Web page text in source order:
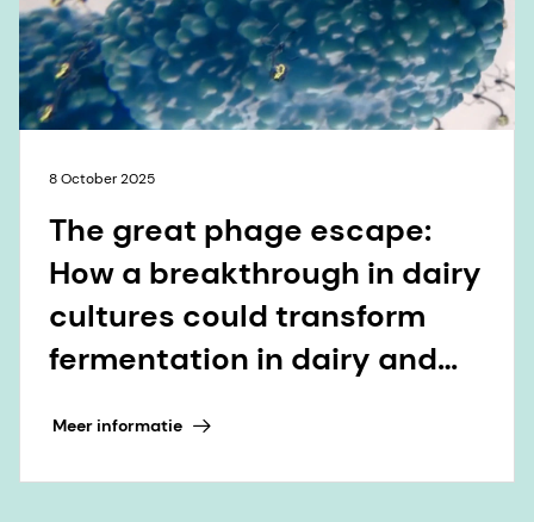
8 October 2025
The great phage escape:
How a breakthrough in dairy
cultures could transform
fermentation in dairy and
Meer informatie